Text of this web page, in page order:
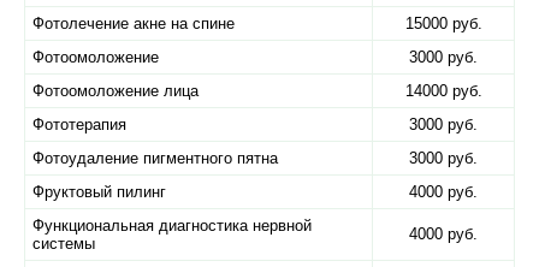
Фотолечение акне на спине
15000 руб.
Фотоомоложение
3000 руб.
Фотоомоложение лица
14000 руб.
Фототерапия
3000 руб.
Фотоудаление пигментного пятна
3000 руб.
Фруктовый пилинг
4000 руб.
Функциональная диагностика нервной
системы
4000 руб.